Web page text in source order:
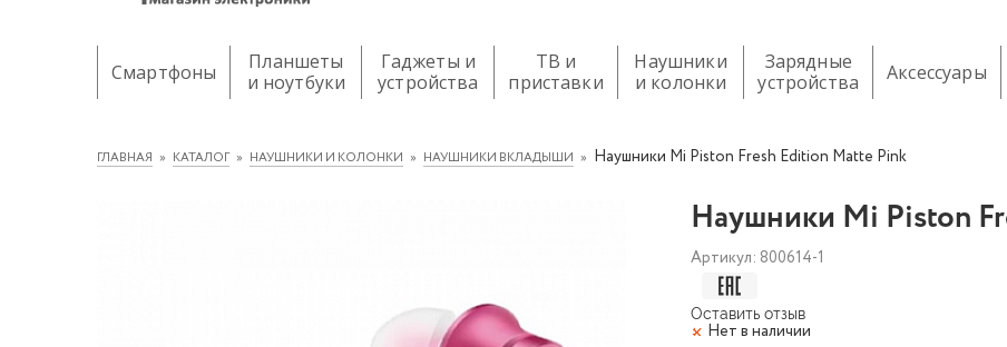
Смартфоны
Планшеты
и ноутбуки
Гаджеты и
устройства
ТВ и
приставки
Наушники
и колонки
Зарядные
устройства
Аксессуары
ГЛАВНАЯ КАТАЛОГ НАУШНИКИ И КОЛОНКИ НАУШНИКИ ВКЛАДЫШИ Наушники Mi Piston Fresh Edition Matte Pink
Наушники Mi Piston
Артикул: 800614-1
Оставить отзыв
Нет в наличии